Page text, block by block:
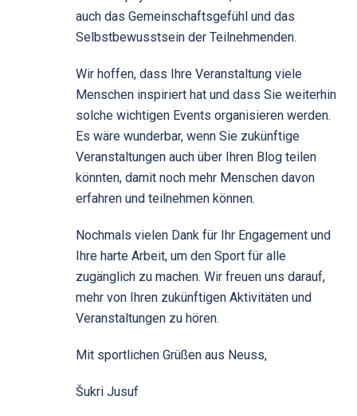
auch das Gemeinschaftsgefühl und das
Selbstbewusstsein der Teilnehmenden.
Wir hoffen, dass Ihre Veranstaltung viele
Menschen inspiriert hat und dass Sie weiterhin
solche wichtigen Events organisieren werden.
Es wäre wunderbar, wenn Sie zukünftige
Veranstaltungen auch über Ihren Blog teilen
könnten, damit noch mehr Menschen davon
erfahren und teilnehmen können.
Nochmals vielen Dank für Ihr Engagement und
Ihre harte Arbeit, um den Sport für alle
zugänglich zu machen. Wir freuen uns darauf,
mehr von Ihren zukünftigen Aktivitäten und
Veranstaltungen zu hören.
Mit sportlichen Grüßen aus Neuss,
Šukri Jusuf